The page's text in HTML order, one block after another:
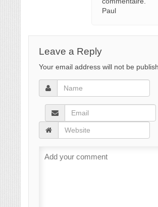
Paul
Leave a Reply
Your email address will not be